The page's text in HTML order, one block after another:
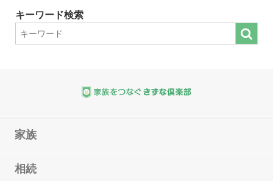
キーワード検索
家族
相続